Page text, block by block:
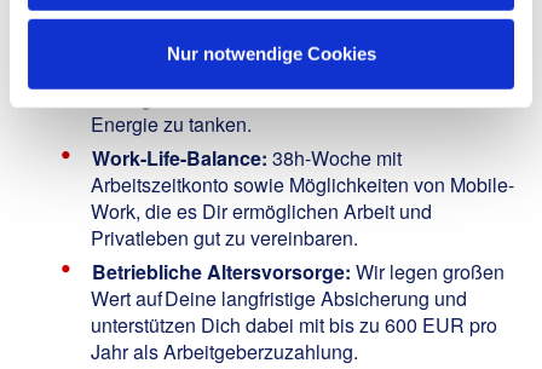
Nur notwendige Cookies
Urlaubs- und Weihnachtsgeld:Welches Dir die
entspannter zu genießen.
30 Tage Urlaub:Um Dich zu erholen und neue
Energie zu tanken.
Work-Life-Balance: 38h-Woche mit
Arbeitszeitkonto sowie Möglichkeiten von Mobile-
Work, die es Dir ermöglichen Arbeit und
Privatleben gut zu vereinbaren.
Betriebliche Altersvorsorge: Wir legen großen
Wert auf Deine langfristige Absicherung und
unterstützen Dich dabei mit bis zu 600 EUR pro
Jahr als Arbeitgeberzuzahlung.